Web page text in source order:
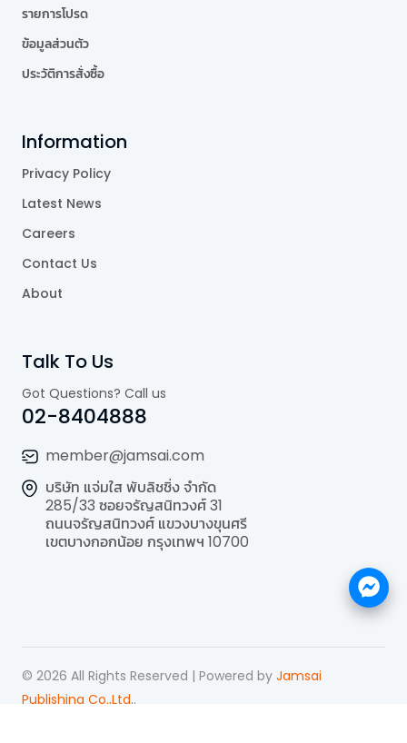
รายการโปรด
ข้อมูลส่วนตัว
ประวัติการสั่งซื้อ
Information
Privacy Policy
Latest News
Careers
Contact Us
About
Talk To Us
Got Questions? Call us
02-8404888
member@jamsai.com
บริษัท แจ่มใส พับลิชชิ่ง จำกัด
285/33 ซอยจรัญสนิทวงศ์ 31
ถนนจรัญสนิทวงศ์ แขวงบางขุนศรี
เขตบางกอกน้อย กรุงเทพฯ 10700
© 2026 All Rights Reserved | Powered by Jamsai
Publishing Co.,Ltd..